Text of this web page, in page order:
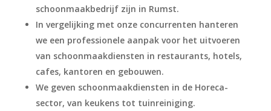
schoonmaakbedrijf zijn in Rumst.
In vergelijking met onze concurrenten hanteren
we een professionele aanpak voor het uitvoeren
van schoonmaakdiensten in restaurants, hotels,
cafes, kantoren en gebouwen.
We geven schoonmaakdiensten in de Horeca-
sector, van keukens tot tuinreiniging.